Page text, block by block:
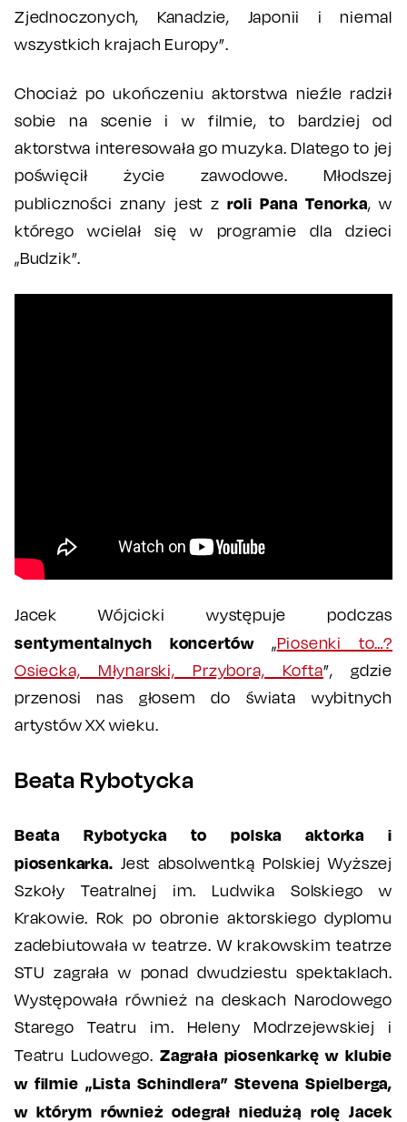
Zjednoczonych, Kanadzie, Japonii i niemal
wszystkich krajach Europy”.
Chociaż po ukończeniu aktorstwa nieźle radził
sobie na scenie i w filmie, to bardziej od
aktorstwa interesowała go muzyka. Dlatego to jej
poświęcił życie zawodowe. Młodszej
publiczności znany jest zroli Pana Tenorka, w
którego wcielał się w programie dla dzieci
„Budzik”.
Jacek Wójcicki występuje podczas
sentymentalnych koncertów „Piosenki to…?
Osiecka, Młynarski, Przybora, Kofta”, gdzie
przenosi nas głosem do świata wybitnych
artystów XX wieku.
Beata Rybotycka
Beata Rybotycka to polska aktorka i
piosenkarka. Jest absolwentką Polskiej Wyższej
Szkoły Teatralnej im. Ludwika Solskiego w
Krakowie. Rok po obronie aktorskiego dyplomu
zadebiutowała w teatrze. W krakowskim teatrze
STU zagrała w ponad dwudziestu spektaklach.
Występowała również na deskach Narodowego
Starego Teatru im. Heleny Modrzejewskiej i
Teatru Ludowego. Zagrała piosenkarkę w klubie
w filmie „Lista Schindlera” Stevena Spielberga,
w którym również odegrał niedużą rolę Jacek